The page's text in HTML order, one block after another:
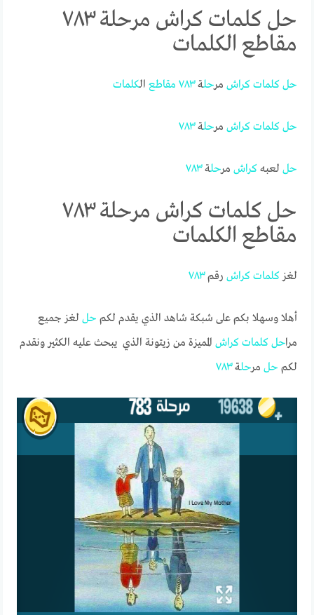
حل كلمات كراش مرحلة ٧٨٣
مقاطع الكلمات
حل كلمات كراش مرحلة٧٨٣ مقاطع الكلمات
حل كلمات كراش مرحلة٧٨٣
حل لعبهكراش مرحلة٧٨٣
حل كلمات كراش مرحلة ٧٨٣
مقاطع الكلمات
لغزكلمات كراش رقم٧٨٣
أهلا وسهلا بكم على شبكة شاهد الذي يقدم لكم حل لغز جميع
مراحل كلمات كراش المميزة من زيتونة الذي يبحث عليه الكثير ونقدم
لكم حل مرحلة٧٨٣